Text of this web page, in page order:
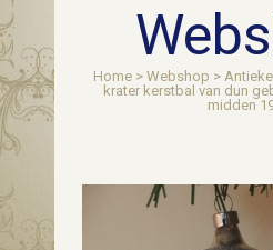
Home> Webshop >
krater kerstbal van dun
midden